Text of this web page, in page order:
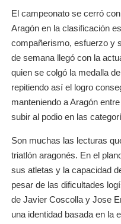
El campeonato se cerró
Aragón en la clasificación
compañerismo, esfuerzo y
de semana llegó con la
quien se colgó la medalla
repitiendo así el logro
manteniendo a Aragón
subir al podio en las
Son muchas las lecturas
triatlón aragonés. En el
sus atletas y la capacidad
pesar de las dificultades
de Javier Coscolla y Jose
una identidad basada en la